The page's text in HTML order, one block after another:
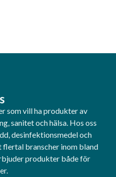
som vill ha produkter av
sanitet och hälsa. Hos oss
desinfektionsmedel och
flertal branscher inom bland
produkter både för